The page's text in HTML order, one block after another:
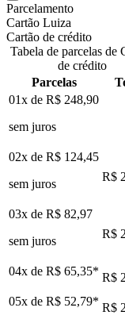
Parcelamento
Cartão Luiza
Cartão de crédito
Tabela de parcelas de
de crédito
Parcelas
01x de R$ 248,90
sem juros
02x de R$ 124,45
sem juros
R$
03x de R$ 82,97
sem juros
R$
04x de R$ 65,35* R$
05x de R$ 52,79* R$